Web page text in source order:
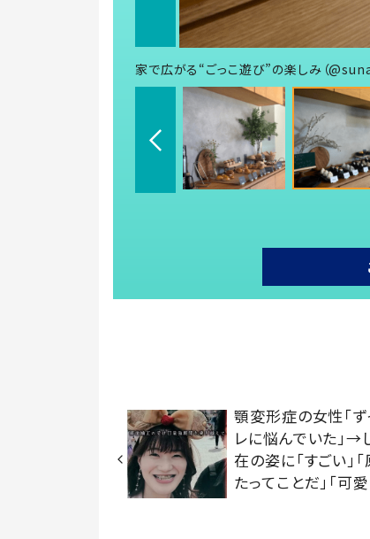
家で広がる“ごっこ遊び”の楽しみ（
顎変形症の女性「ず
レに悩んでいた」→
在の姿に「すごい」
たってことだ」「可愛